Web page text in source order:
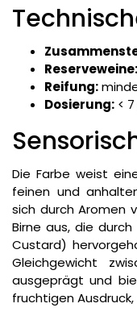
Reserveweine:
Reifung:
Dosierung: <
Die Farbe weist
feinen und
sich durch Aromen
Birne aus, die
Custard)
Gleichgewicht
ausgeprägt und
fruchtigen